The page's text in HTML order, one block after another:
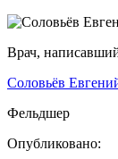
Врач,
Соловьёв
Фельдшер
Опубликовано: